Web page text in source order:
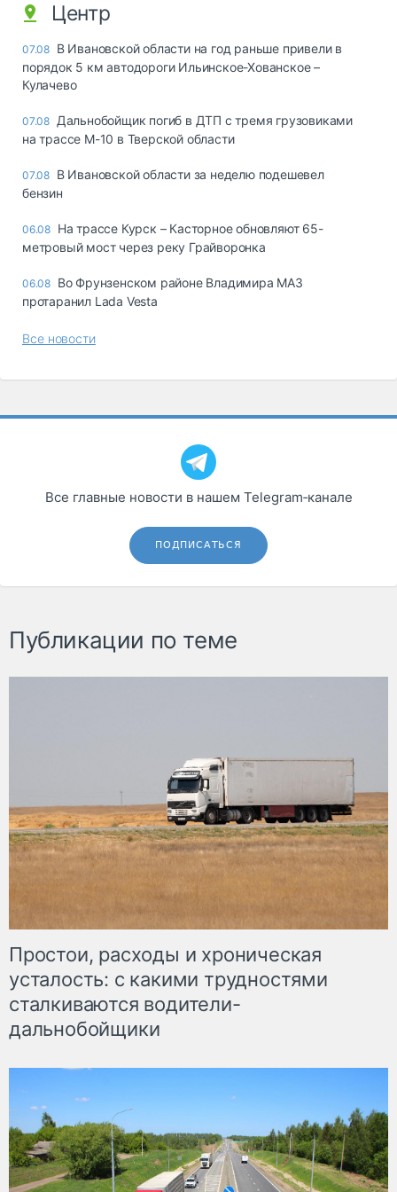
Центр
07.08 В Ивановской области на год раньше привели в
порядок 5 км автодороги Ильинское-Хованское –
Кулачево
07.08 Дальнобойщик погиб в ДТП с тремя грузовиками
на трассе М-10 в Тверской области
07.08 В Ивановской области за неделю подешевел
бензин
06.08 На трассе Курск – Касторное обновляют 65-
метровый мост через реку Грайворонка
06.08 Во Фрунзенском районе Владимира МАЗ
протаранил Lada Vesta
Все новости
Все главные новости в нашем Telegram‑канале
ПОДПИСАТЬСЯ
Публикации по теме
Простои, расходы и хроническая
усталость: с какими трудностями
сталкиваются водители-
дальнобойщики